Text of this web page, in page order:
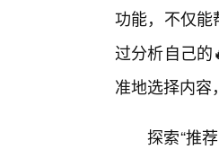
功能，不仅
过分析自己
准地选择内容
探索“推